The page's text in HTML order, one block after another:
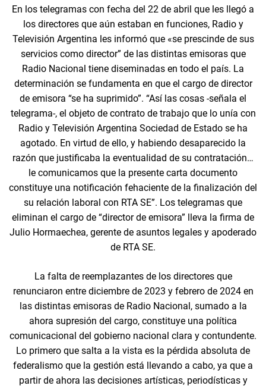
En los telegramas con fecha del 22 de abril que les llegó a
los directores que aún estaban en funciones, Radio y
Televisión Argentina les informó que «se prescinde de sus
servicios como director” de las distintas emisoras que
Radio Nacional tiene diseminadas en todo el país. La
determinación se fundamenta en que el cargo de director
de emisora “se ha suprimido”. “Así las cosas -señala el
telegrama-, el objeto de contrato de trabajo que lo unía con
Radio y Televisión Argentina Sociedad de Estado se ha
agotado. En virtud de ello, y habiendo desaparecido la
razón que justificaba la eventualidad de su contratación…
le comunicamos que la presente carta documento
constituye una notificación fehaciente de la finalización del
su relación laboral con RTA SE”. Los telegramas que
eliminan el cargo de “director de emisora” lleva la firma de
Julio Hormaechea, gerente de asuntos legales y apoderado
de RTA SE.
La falta de reemplazantes de los directores que
renunciaron entre diciembre de 2023 y febrero de 2024 en
las distintas emisoras de Radio Nacional, sumado a la
ahora supresión del cargo, constituye una política
comunicacional del gobierno nacional clara y contundente.
Lo primero que salta a la vista es la pérdida absoluta de
federalismo que la gestión está llevando a cabo, ya que a
partir de ahora las decisiones artísticas, periodísticas y